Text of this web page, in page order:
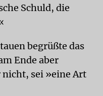
Schuld, die
begrüßte das
Ende aber
nicht, sei »eine Art